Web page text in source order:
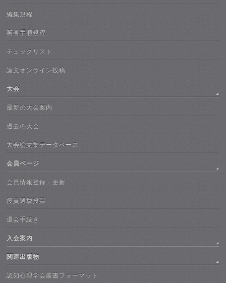
編集規程
審査手順規程
チェックリスト
論文オンライン投稿
大会
最新の大会案内
過去の大会
大会論文集データベース
会員ページ
会員情報登録・更新
役員選挙投票
退会手続き
入会案内
関連出版物
認知心理学会叢書フォーマット